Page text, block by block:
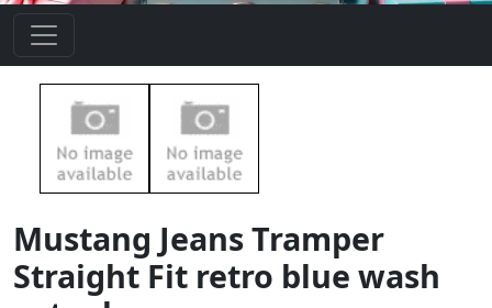
Mustang Jeans Tramper
Straight Fit retro blue wash